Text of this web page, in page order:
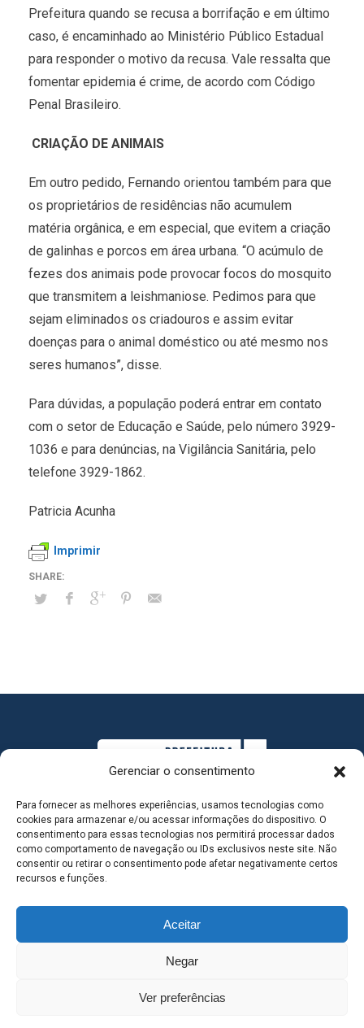
Gerenciar o consentimento
Para fornecer as melhores experiências, usamos tecnologias como
cookies para armazenar e/ou acessar informações do dispositivo. O
consentimento para essas tecnologias nos permitirá processar dados
como comportamento de navegação ou IDs exclusivos neste site. Não
consentir ou retirar o consentimento pode afetar negativamente certos
recursos e funções.
Aceitar
Negar
Ver preferências
Prefeitura quando se recusa a borrifação e em último
caso, é encaminhado ao Ministério Público Estadual
para responder o motivo da recusa. Vale ressalta que
fomentar epidemia é crime, de acordo com Código
Penal Brasileiro.
CRIAÇÃO DE ANIMAIS
Em outro pedido, Fernando orientou também para que
os proprietários de residências não acumulem
matéria orgânica, e em especial, que evitem a criação
de galinhas e porcos em área urbana. “O acúmulo de
fezes dos animais pode provocar focos do mosquito
que transmitem a leishmaniose. Pedimos para que
sejam eliminados os criadouros e assim evitar
doenças para o animal doméstico ou até mesmo nos
seres humanos”, disse.
Para dúvidas, a população poderá entrar em contato
com o setor de Educação e Saúde, pelo número 3929-
1036 e para denúncias, na Vigilância Sanitária, pelo
telefone 3929-1862.
Patricia Acunha
Imprimir
MAPA DO SITE
SEDE DO ADMINISTRATIVO MUNICIPAL - Avenida